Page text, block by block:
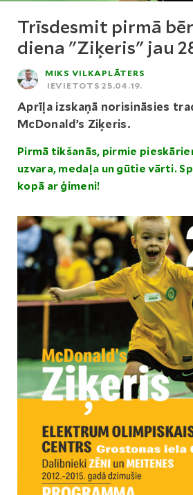
Trīsdesmit pirmā
diena "Ziķeris" jau
MIKS VILKAPLĀTERS
IEVIETOTS 25.04.19.
Aprīļa izskaņā norisināsies
McDonald’s Ziķeris.
Pirmā tikšanās, pirmie
uzvara, medaļa un gūtie vārti.
kopā ar ģimeni!